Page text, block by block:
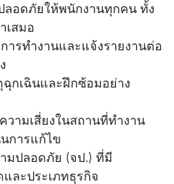
อดภัยให้พนักงานทุกคน ทั้ง
เสมอ
ารทำงานและแจ้งรายงานต่อ
กเฉินและฝึกซ้อมอย่าง
ามเสี่ยงในสถานที่ทำงาน
การแก้ไข
มปลอดภัย (จป.) ที่มี
ละประเภทธุรกิจ